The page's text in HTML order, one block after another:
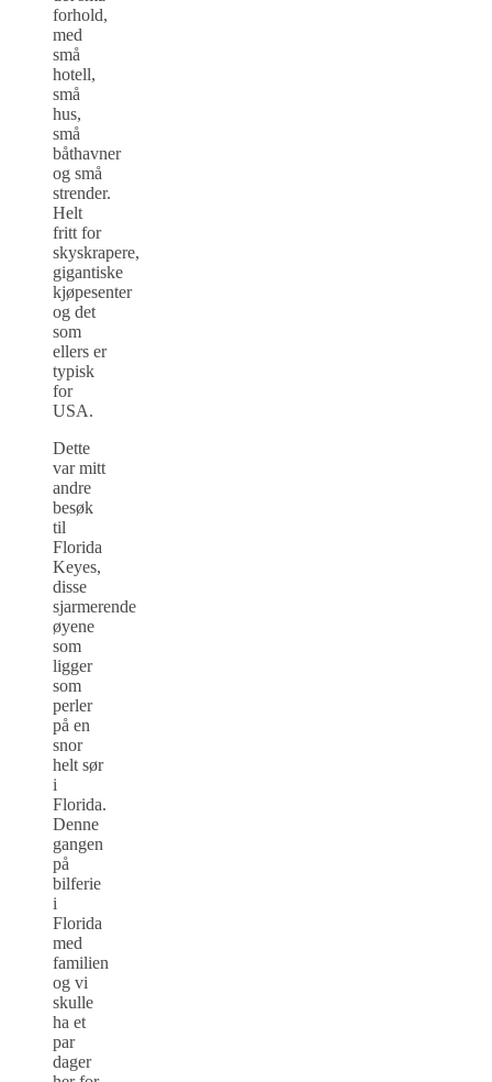
forhold,
med
små
hotell,
små
hus,
små
båthavner
og små
strender.
Helt
fritt for
skyskrapere,
gigantiske
kjøpesenter
og det
som
ellers er
typisk
for
USA.
Dette
var mitt
andre
besøk
til
Florida
Keyes,
disse
sjarmerende
øyene
som
ligger
som
perler
på en
snor
helt sør
i
Florida.
Denne
gangen
på
bilferie
i
Florida
med
familien
og vi
skulle
ha et
par
dager